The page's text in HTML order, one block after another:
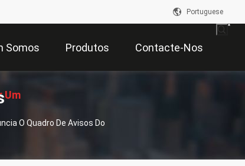
Portuguese
Somos Produtos Contacte-Nos
Um
O Quadro De Avisos Do